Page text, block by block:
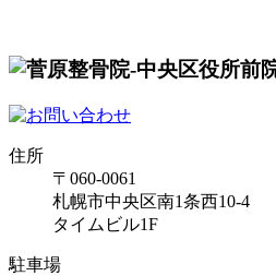
住所
〒060-0061
札幌市中央区南1条西10-4
タイムビル1F
駐車場